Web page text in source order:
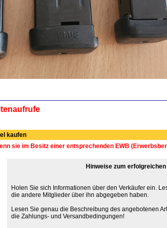
kaufen
sie im Besitz einer entsprechenden EWB
Hinweise zum
Holen Sie sich Informationen über den Verkäufer ein.
die andere Mitglieder über ihn abgegeben haben.
Lesen Sie genau die Beschreibung des angebotenen
die Zahlungs- und Versandbedingungen!